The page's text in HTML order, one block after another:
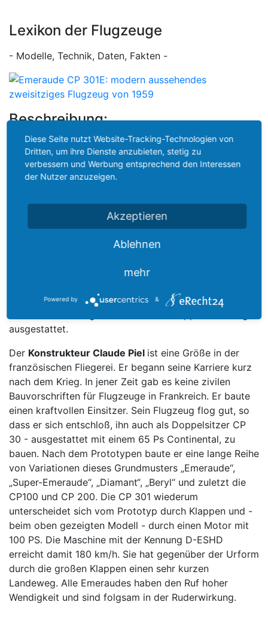
Lexikon der Flugzeuge
- Modelle, Technik, Daten, Fakten -
Beschreibung:
Die Serie der „Emeraude“ und „Super-Emeraude“
wurden von Claude Piel Anfang der 1950er konstruiert.
Nicht nur für damalige Zeiten sieht dieses Flugzeug
auch heute noch ausgesprochen fortschrittlich aus. Die
Mehrzahl davon fliegt in Kanada. Die hier abgebildete
Emeraude CP 301 E ist
Holzbauweise. Im breiten Rumpf sind 2 Sitze
ausgestattet.
Der Konstrukteur Claude Piel ist eine Größe in der
französischen Fliegerei. Er begann seine Karriere kurz
nach dem Krieg. In jener Zeit gab es keine zivilen
Bauvorschriften für Flugzeuge in Frankreich. Er baute
einen kraftvollen Einsitzer. Sein Flugzeug flog gut, so
dass er sich entschloß, ihn auch als Doppelsitzer CP
30 - ausgestattet mit einem 65 Ps Continental, zu
bauen. Nach dem Prototypen baute er eine lange Reihe
von Variationen dieses Grundmusters „Emeraude“,
„Super-Emeraude“, „Diamant“, „Beryl“ und zuletzt die
CP100 und CP 200. Die CP 301 wiederum
unterscheidet sich vom Prototyp durch Klappen und -
beim oben gezeigten Modell - durch einen Motor mit
100 PS. Die Maschine mit der Kennung D-ESHD
erreicht damit 180 km/h. Sie hat gegenüber der Urform
durch die großen Klappen einen sehr kurzen
Landeweg. Alle Emeraudes haben den Ruf hoher
Wendigkeit und sind folgsam in der Ruderwirkung.
Diese Seite nutzt Website-Tracking-Technologien von
Dritten, um ihre Dienste anzubieten, stetig zu
verbessern und Werbung entsprechend den Interessen
der Nutzer anzuzeigen.
Akzeptieren
Ablehnen
mehr
Powered by &